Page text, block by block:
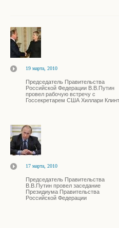
19 марта, 2010
Председатель Правительства
Российской Федерации В.В.Путин
провел рабочую встречу с
Госсекретарем США Хиллари
17 марта, 2010
Председатель Правительства
В.В.Путин провел заседание
Президиума Правительства
Российской Федерации